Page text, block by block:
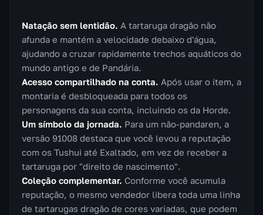
Natação sem lentidão. A tartaruga dragão não
afunda e mantém a velocidade debaixo d'água,
ajudando a cruzar rapidamente trechos aquáticos do
mundo antigo e de Pandária.
Acesso compartilhado na conta. Após usar o item, a
montaria é desbloqueada para todos os
personagens da sua conta, incluindo os da Horde.
Um símbolo da jornada. Para um não-pandaren, a
versão 91008 destaca que você levou a reputação
com os Tushui até Exaltado, em vez de receber a
tartaruga por "direito de nascimento".
Coleção complementar. Conforme você acumula
reputação, o mesmo vendedor libera toda uma linha
de tartarugas dragão de cores variadas, que podem